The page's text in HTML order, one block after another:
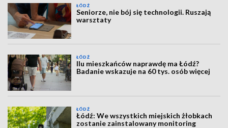
ŁÓDŹ
Seniorze, nie bój się technologii. Ruszają
warsztaty
ŁÓDŹ
Ilu mieszkańców naprawdę ma Łódź?
Badanie wskazuje na 60 tys. osób więcej
ŁÓDŹ
Łódź: We wszystkich miejskich żłobkach
zostanie zainstalowany monitoring